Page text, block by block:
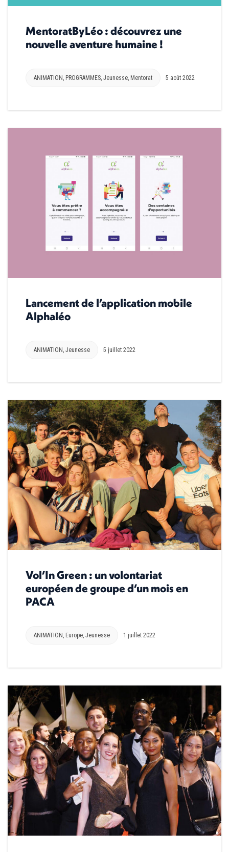
MentoratByLéo : découvrez une
nouvelle aventure humaine !
ANIMATION , PROGRAMMES, Jeunesse, Mentorat 5 août 2022
Lancement de l’application mobile
Alphaléo
ANIMATION, Jeunesse 5 juillet 2022
Vol’In Green : un volontariat
européen de groupe d’un mois en
PACA
ANIMATION Europe Jeunesse 1 juillet 2022